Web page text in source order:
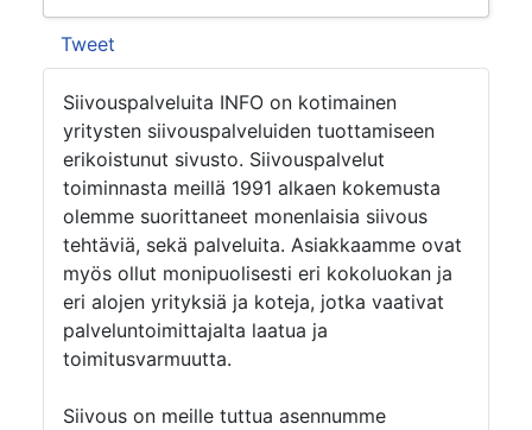
Tweet
Siivouspalveluita INFO on kotimainen
yritysten siivouspalveluiden tuottamiseen
erikoistunut sivusto. Siivouspalvelut
toiminnasta meillä 1991 alkaen kokemusta
olemme suorittaneet monenlaisia siivous
tehtäviä, sekä palveluita. Asiakkaamme ovat
myös ollut monipuolisesti eri kokoluokan ja
eri alojen yrityksiä ja koteja, jotka vaativat
palveluntoimittajalta laatua ja
toimitusvarmuutta.
Siivous on meille tuttua asennumme